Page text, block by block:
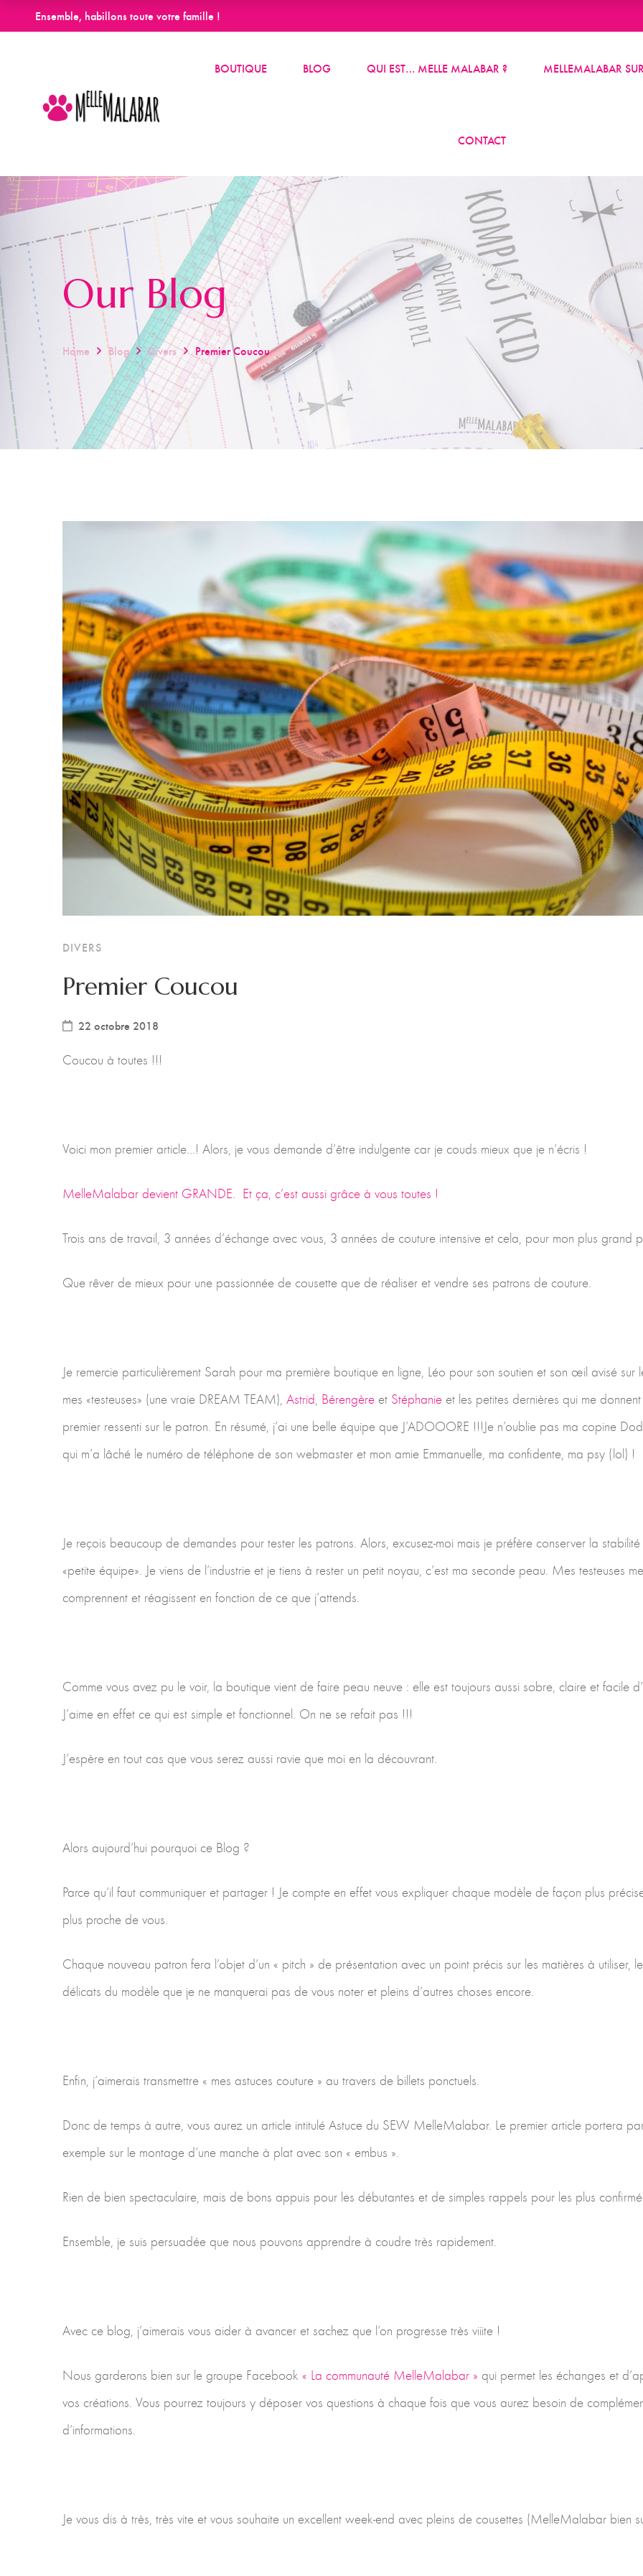
Ensemble, habillons toute votre famille !
BOUTIQUE BLOG QUI EST… MELLE MALABAR ? MELLEMALABAR
CONTACT
Our Blog
Home Blog Divers Premier Coucou
DIVERS
Premier Coucou
22 octobre 2018
Coucou à toutes !!!
Voici mon premier article…! Alors, je vous demande d’être indulgente car je couds mieux que je n’écris !
MelleMalabar devient GRANDE. Et ça, c’est aussi grâce à vous toutes !
Trois ans de travail, 3 années d’échange avec vous, 3 années de couture intensive et cela, pour mon plus grand
Que rêver de mieux pour une passionnée de cousette que de réaliser et vendre ses patrons de couture.
Je remercie particulièrement Sarah pour ma première boutique en ligne, Léo pour son soutien et son œil avisé sur
mes «testeuses» (une vraie DREAM TEAM), Astrid, Bérengère et Stéphanie et les petites dernières qui me
premier ressenti sur le patron. En résumé, j’ai une belle équipe que J’ADOOORE !!!Je n’oublie pas ma copine
qui m’a lâché le numéro de téléphone de son webmaster et mon amie Emmanuelle, ma confidente, ma psy (lol) !
Je reçois beaucoup de demandes pour tester les patrons. Alors, excusez-moi mais je préfère conserver la stabilité
«petite équipe». Je viens de l’industrie et je tiens à rester un petit noyau, c’est ma seconde peau. Mes testeuses me
comprennent et réagissent en fonction de ce que j’attends.
Comme vous avez pu le voir, la boutique vient de faire peau neuve : elle est toujours aussi sobre, claire et facile
J’aime en effet ce qui est simple et fonctionnel. On ne se refait pas !!!
J’espère en tout cas que vous serez aussi ravie que moi en la découvrant.
Alors aujourd’hui pourquoi ce Blog ?
Parce qu’il faut communiquer et partager ! Je compte en effet vous expliquer chaque modèle de façon plus
plus proche de vous.
Chaque nouveau patron fera l’objet d’un « pitch » de présentation avec un point précis sur les matières à utiliser,
délicats du modèle que je ne manquerai pas de vous noter et pleins d’autres choses encore.
Enfin, j’aimerais transmettre « mes astuces couture » au travers de billets ponctuels.
Donc de temps à autre, vous aurez un article intitulé Astuce du SEW MelleMalabar. Le premier article portera
exemple sur le montage d’une manche à plat avec son « embus ».
Rien de bien spectaculaire, mais de bons appuis pour les débutantes et de simples rappels pour les plus
Ensemble, je suis persuadée que nous pouvons apprendre à coudre très rapidement.
Avec ce blog, j’aimerais vous aider à avancer et sachez que l’on progresse très viiite !
Nous garderons bien sur le groupe Facebook « La communauté MelleMalabar » qui permet les échanges et
vos créations. Vous pourrez toujours y déposer vos questions à chaque fois que vous aurez besoin de
d’informations.
Je vous dis à très, très vite et vous souhaite un excellent week-end avec pleins de cousettes (MelleMalabar bien